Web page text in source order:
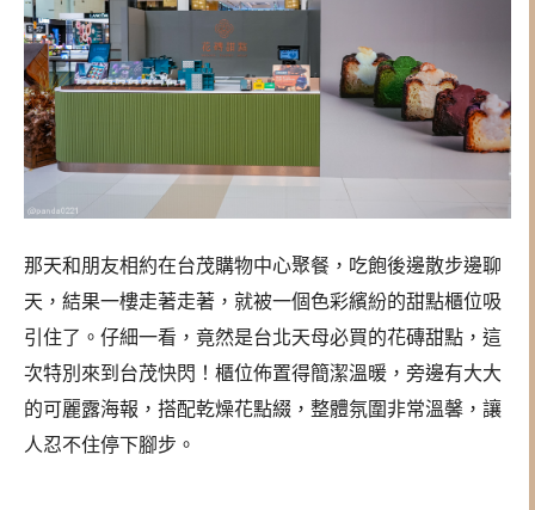
那天和朋友相約在台茂購物中心聚餐，吃飽後邊散步邊聊
天，結果一樓走著走著，就被一個色彩繽紛的甜點櫃位吸
引住了。仔細一看，竟然是台北天母必買的花磚甜點，這
次特別來到台茂快閃！櫃位佈置得簡潔溫暖，旁邊有大大
的可麗露海報，搭配乾燥花點綴，整體氛圍非常溫馨，讓
人忍不住停下腳步。